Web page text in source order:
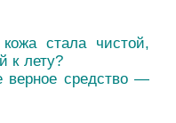
стала чистой,
к лету?
средство —